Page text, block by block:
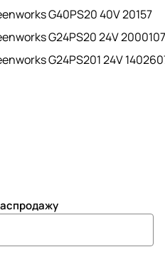
G40PS20 40V 20157
G24PS20 24V 2000107
G24PS201 24V